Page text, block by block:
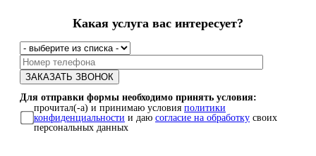
Какая услуга вас интересует?
Для отправки формы необходимо принять условия:
прочитал(-а) и принимаю условия политики
конфиденциальности и даю согласие на обработку своих
персональных данных